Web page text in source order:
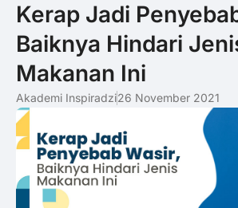
Kerap Jadi
Baiknya Hindari
Makanan Ini
Akademi Inspiradzi26 November 2021